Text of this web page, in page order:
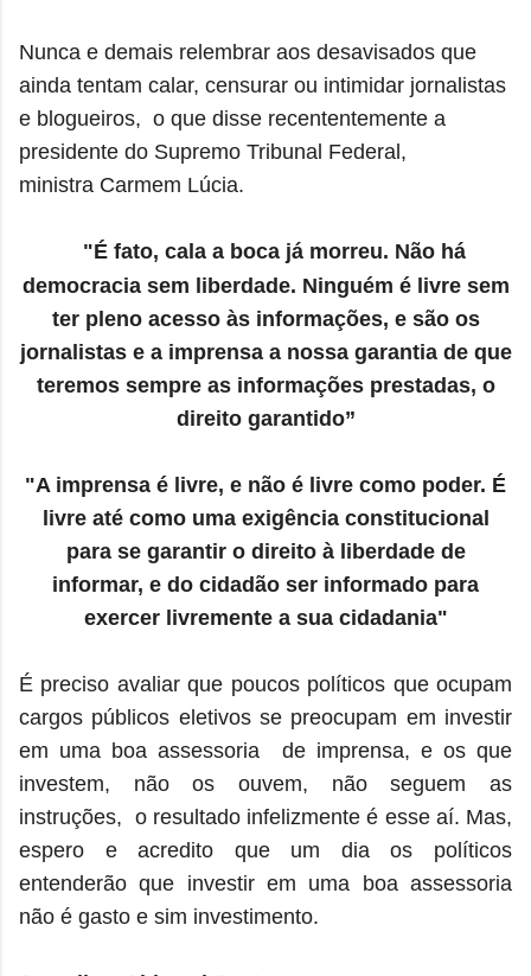
Nunca e demais relembrar aos desavisados que
ainda tentam calar, censurar ou intimidar jornalistas
e blogueiros, o que disse recententemente a
presidente do Supremo Tribunal Federal,
ministra Carmem Lúcia.
"É fato, cala a boca já morreu. Não há
democracia sem liberdade. Ninguém é livre sem
ter pleno acesso às informações, e são os
jornalistas e a imprensa a nossa garantia de que
teremos sempre as informações prestadas, o
direito garantido”
"A imprensa é livre, e não é livre como poder. É
livre até como uma exigência constitucional
para se garantir o direito à liberdade de
informar, e do cidadão ser informado para
exercer livremente a sua cidadania"
É preciso avaliar que poucos políticos que ocupam
cargos públicos eletivos se preocupam em investir
em uma boa assessoria de imprensa, e os que
investem, não os ouvem, não seguem as
instruções, o resultado infelizmente é esse aí. Mas,
espero e acredito que um dia os políticos
entenderão que investir em uma boa assessoria
não é gasto e sim investimento.